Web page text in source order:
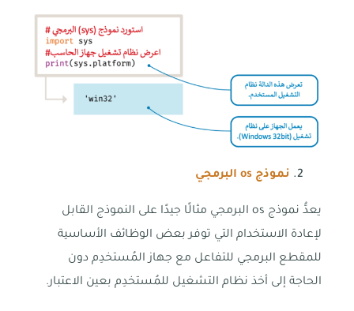
نموذجos البرمجي
يعدُّ نموذج os البرمجي مثالًا جيدًا على النموذج القابل
لإعادة الاستخدام التي توفر بعض الوظائف الأساسية
للمقطع البرمجي للتفاعل مع جهاز المُستخدِم دون
الحاجة إلى أخذ نظام التشغيل للمُستخدِم بعين الاعتبار.